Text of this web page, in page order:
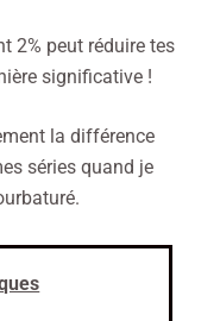
2% peut réduire tes
significative !
la différence
séries quand je